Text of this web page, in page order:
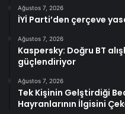
Ağustos 7, 2026
İYİ Parti’den çerçeve
Ağustos 7, 2026
Kaspersky: Doğru BT
güçlendiriyor
Ağustos 7, 2026
Tek Kişinin Gelştirdiği
Hayranlarının İlgisini